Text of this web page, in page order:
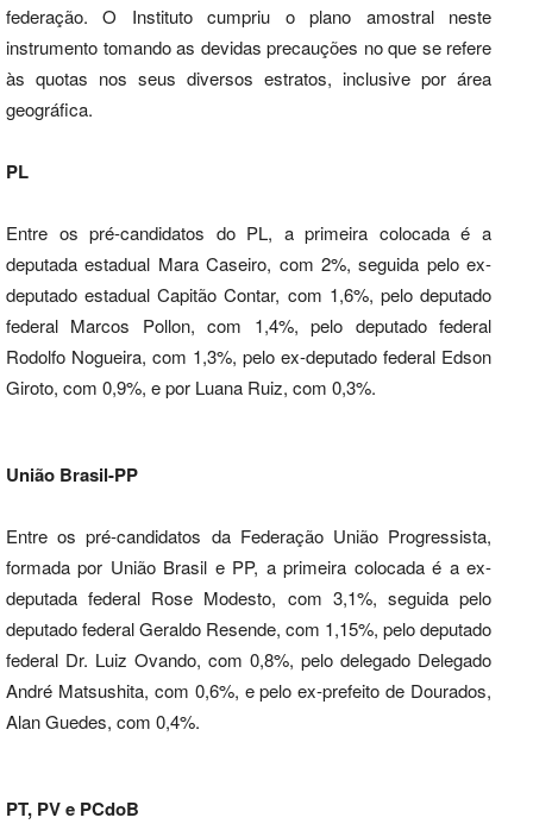
federação. O Instituto cumpriu o plano amostral neste
instrumento tomando as devidas precauções no que se refere
às quotas nos seus diversos estratos, inclusive por área
geográfica.
PL
Entre os pré-candidatos do PL, a primeira colocada é a
deputada estadual Mara Caseiro, com 2%, seguida pelo ex-
deputado estadual Capitão Contar, com 1,6%, pelo deputado
federal Marcos Pollon, com 1,4%, pelo deputado federal
Rodolfo Nogueira, com 1,3%, pelo ex-deputado federal Edson
Giroto, com 0,9%, e por Luana Ruiz, com 0,3%.
União Brasil-PP
Entre os pré-candidatos da Federação União Progressista,
formada por União Brasil e PP, a primeira colocada é a ex-
deputada federal Rose Modesto, com 3,1%, seguida pelo
deputado federal Geraldo Resende, com 1,15%, pelo deputado
federal Dr. Luiz Ovando, com 0,8%, pelo delegado Delegado
André Matsushita, com 0,6%, e pelo ex-prefeito de Dourados,
Alan Guedes, com 0,4%.
PT, PV e PCdoB